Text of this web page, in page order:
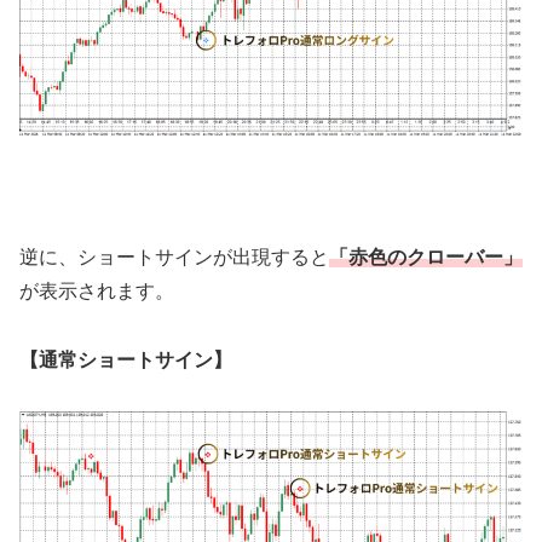
逆に、ショートサインが出現すると「赤色のクローバー」
が表示されます。
【通常ショートサイン】